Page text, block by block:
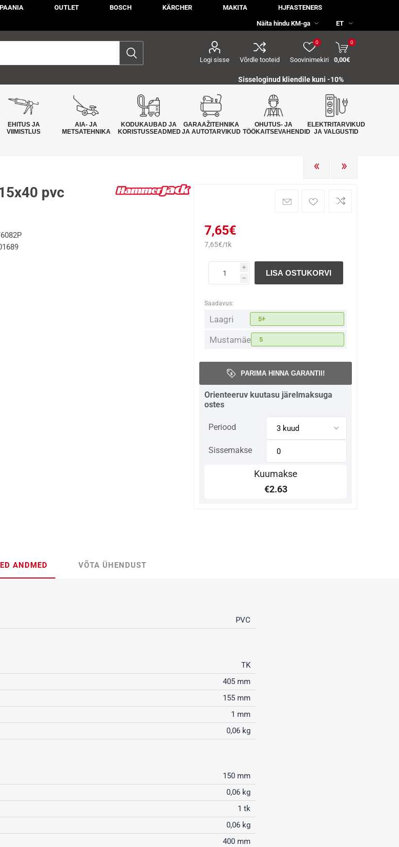
OUTLET BOSCH KÄRCHER MAKITA HJFASTENERS
Logi sisse Võrdle tooteid Soovinimekiri
0 0
0,00€
Sisseloginud kliendile kuni -10%
EHITUS JA
VIIMISTLUS
AIA- JA
METSATEHNIKA
KODUKAUBAD JA
KORISTUSSEADMED
GARAAŽITEHNIKA
JA AUTOTARVIKUD
OHUTUS- JA
TÖÖKAITSEVAHENDID
ELEKTRITARVIKUD
JA VALGUSTID
EELMINEJÄRGMINE
pvc
7,65€
7,65€/tk
i
h
LISA OSTUKORVI
Saadavus:
Laagri 5+
Mustamäe 5
PARIMA HINNA GARANTII!
Orienteeruv kuutasu järelmaksuga
ostes
Periood
Sissemakse
Kuumakse
€2.63
ANDMED VÕTA ÜHENDUST
PVC
TK
405 mm
155 mm
1 mm
0,06 kg
150 mm
0,06 kg
1 tk
0,06 kg
400 mm